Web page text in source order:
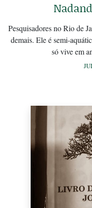
Pesquisadores no Rio de
demais. Ele é semi-
só vive em